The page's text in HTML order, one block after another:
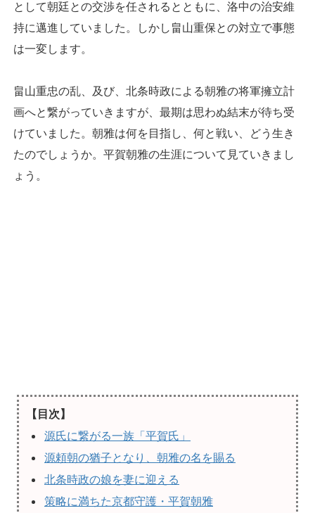
として朝廷との交渉を任されるとともに、洛中の治安維
持に邁進していました。しかし畠山重保との対立で事態
は一変します。
畠山重忠の乱、及び、北条時政による朝雅の将軍擁立計
画へと繋がっていきますが、最期は思わぬ結末が待ち受
けていました。朝雅は何を目指し、何と戦い、どう生き
たのでしょうか。平賀朝雅の生涯について見ていきまし
ょう。
【目次】
源氏に繋がる一族「平賀氏」
源頼朝の猶子となり、朝雅の名を賜る
北条時政の娘を妻に迎える
策略に満ちた京都守護・平賀朝雅